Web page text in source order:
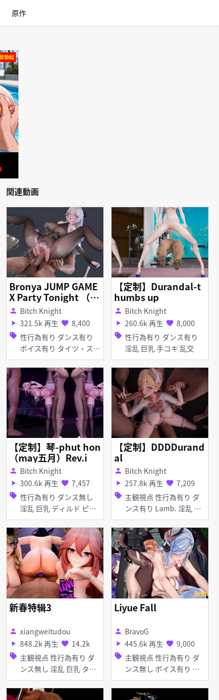
原作
関連動画
Bronya JUMP GAME
X Party Tonight （1
2 December）
person Bitch Knight
play_arrow 321.5k 再生 favorite 8,400
sell 性行為有り ダンス有り
ボイス有り タイツ・スト
ッキング ディルド バイ
ブ・ローター アヘ顔 オ
ナニー お漏らし・潮吹き
【定制】Durandal-t
humbs up
person Bitch Knight
play_arrow 260.6k 再生 favorite 8,000
sell 性行為有り ダンス有り
淫乱 巨乳 手コキ 乱交
【定制】琴-phut hon
（may五月）Rev.i
person Bitch Knight
play_arrow 300.6k 再生 favorite 7,457
sell 性行為有り ダンス無し
淫乱 巨乳 ディルド ピア
ス・装飾品 アナル責め
イラマチオ お漏らし・潮
吹き フェラ 乱交
【定制】DDDDurand
al
person Bitch Knight
play_arrow 257.8k 再生 favorite 7,209
sell 主観視点 性行為有り ダ
ンス有り Lamb. 淫乱 巨
乳 痴女・ビッチ ピア
ス・装飾品 乱交
新春特辑3
person xiangweitudou
play_arrow 848.2k 再生 favorite 14.2k
sell 主観視点 性行為有り ダ
ンス無し 淫乱 巨乳 タイ
ツ・ストッキング メガネ
アヘ顔 ボイス有り
Liyue Fall
person BravoG
play_arrow 445.6k 再生 favorite 9,000
sell 主観視点 性行為有り ダ
ンス無し ボイス有り 快
楽堕ち 野外 陵辱 無理や
り 巨乳 タイツ・ストッ